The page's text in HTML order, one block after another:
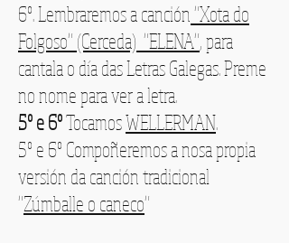
6º. Lembraremos a canción "Xota do
Folgoso" (Cerceda) "ELENA",para
cantala o día das Letras Galegas.Preme
no nome para ver a letra.
5º e 6ºTocamosWELLERMAN.
5º e 6º Compoñeremos a nosa propia
versión da canción tradicional
"Zúmballe o caneco"